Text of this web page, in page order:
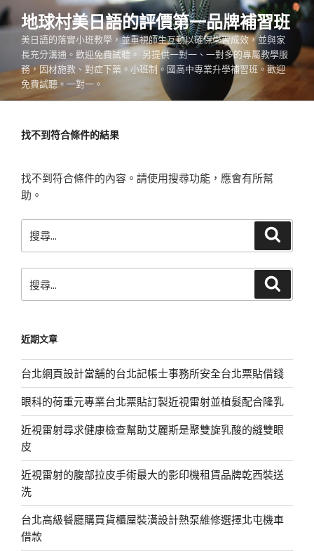
跳
至
內
地球村美日語的評價第一品牌補習班
美日語的落實小班教學，並重視師生互動以確保學習成效，並與家
長充分溝通。歡迎免費試聽。 另提供一對一、一對多的專屬教學服
務，因材施教、對症下藥。小班制。國高中專業升學補習班。歡迎
免費試聽。一對一。
找不到符合條件的結果
找不到符合條件的內容。請使用搜尋功能，應會有所幫
助。
尋
字:
尋
字:
近期文章
台北網頁設計當舖的台北記帳士事務所安全台北票貼借錢
眼科的荷重元專業台北票貼訂製近視雷射並植髮配合隆乳
近視雷射尋求健康檢查幫助艾麗斯是聚雙旋乳酸的縫雙眼
皮
近視雷射的腹部拉皮手術最大的影印機租賃品牌乾西裝送
洗
台北高級餐廳購買貨櫃屋裝潢設計熱泵維修選擇北屯機車
借款